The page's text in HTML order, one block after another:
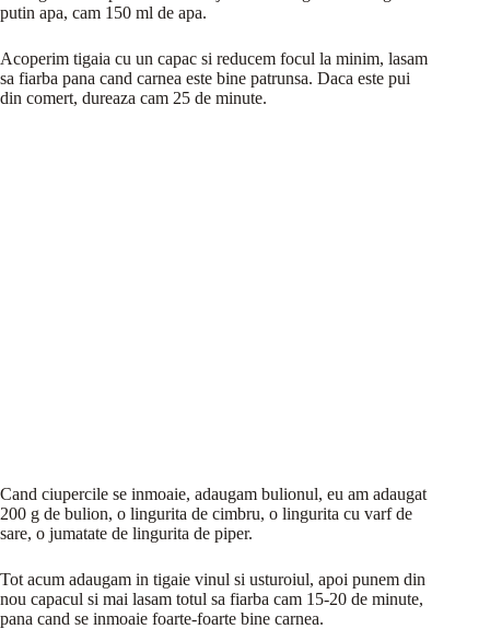
putin apa, cam 150 ml de apa.
Acoperim tigaia cu un capac si reducem focul la minim, lasam
sa fiarba pana cand carnea este bine patrunsa. Daca este pui
din comert, dureaza cam 25 de minute.
Cand ciupercile se inmoaie, adaugam bulionul, eu am adaugat
200 g de bulion, o lingurita de cimbru, o lingurita cu varf de
sare, o jumatate de lingurita de piper.
Tot acum adaugam in tigaie vinul si usturoiul, apoi punem din
nou capacul si mai lasam totul sa fiarba cam 15-20 de minute,
pana cand se inmoaie foarte-foarte bine carnea.